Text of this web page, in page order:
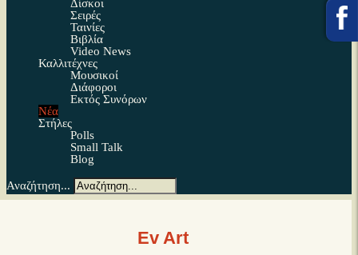
Δίσκοι
Σειρές
Ταινίες
Βιβλία
Video News
Καλλιτέχνες
Μουσικοί
Διάφοροι
Εκτός Συνόρων
Νέα
Στήλες
Polls
Small Talk
Blog
Αναζήτηση...
Ev Art